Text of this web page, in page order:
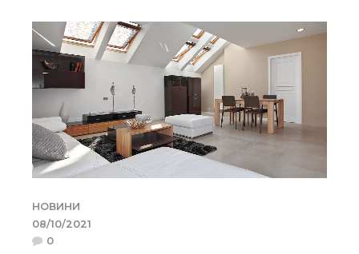
НОВИНИ
08/10/2021
0